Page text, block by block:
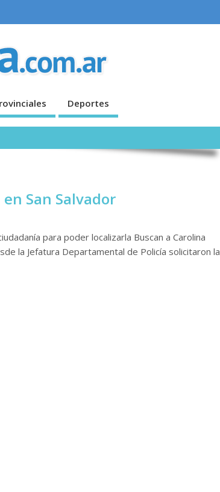
Deportes
San Salvador
para poder localizarla Buscan a Carolina
la Jefatura Departamental de Policía solicitaron la